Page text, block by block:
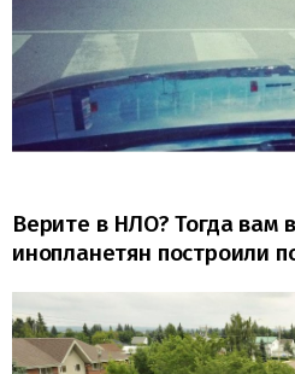
Верите в НЛО? Тогда вам
инопланетян построили